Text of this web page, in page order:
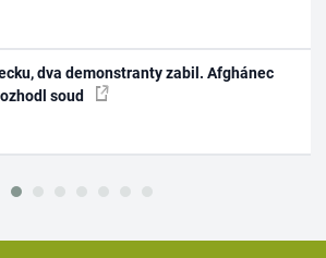
dva demonstranty zabil. Afghánec
soud